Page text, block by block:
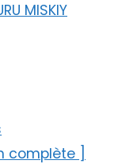
MISKIY
complète ]